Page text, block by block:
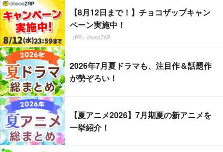
【8月12日まで！】チョコザップキャン
ペーン実施中！
（PR）chocoZAP
2026年7月夏ドラマも、注目作＆話題作
が勢ぞろい！
【夏アニメ2026】7月期夏の新アニメを
一挙紹介！